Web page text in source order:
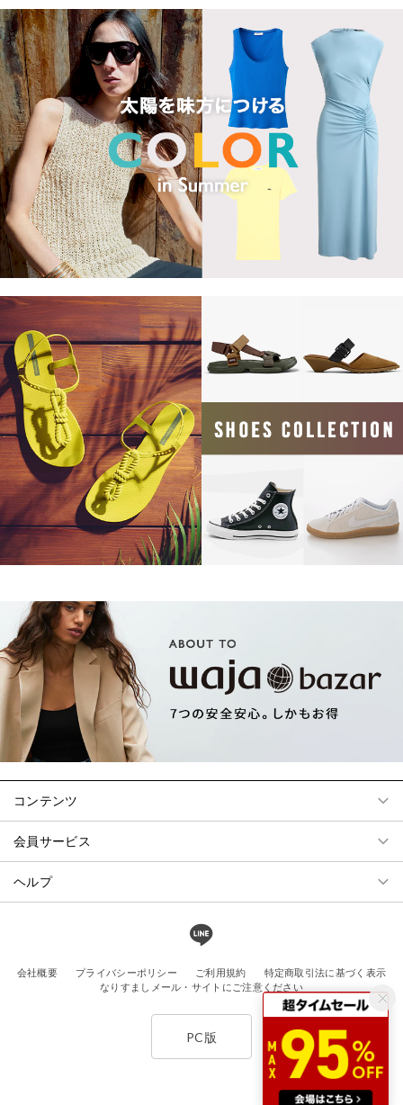
コンテンツ
会員サービス
ヘルプ
会社概要 プライバシーポリシー ご利用規約
特定商取引法に基づく表示
なりすましメール・サイトにご注意ください
PC版